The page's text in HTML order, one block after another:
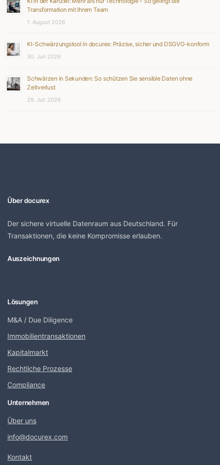
Transformation mit Ihrem Team
1. August 2026
KI-Schwärzungstool in docurex: Präzise, sicher und DSGVO-konform
30. Juli 2026
Schwärzen in Sekunden: So schützen Sie sensible Daten ohne
Zeitverlust
29. Juli 2026
Über docurex
Der sichere virtuelle Datenraum aus Deutschland. Für
Transaktionen, die keine Kompromisse erlauben.
Auszeichnungen
Lösungen
M&A / Due Diligence
Immobilientransaktionen
Kapitalmarkt
Rechtliche Prozesse
Compliance
Unternehmen
Über uns
info@docurex.com
Kontakt